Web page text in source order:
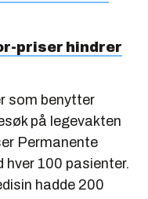
priser hindrer
som benytter
på legevakten
Permanente
100 pasienter.
hadde 200